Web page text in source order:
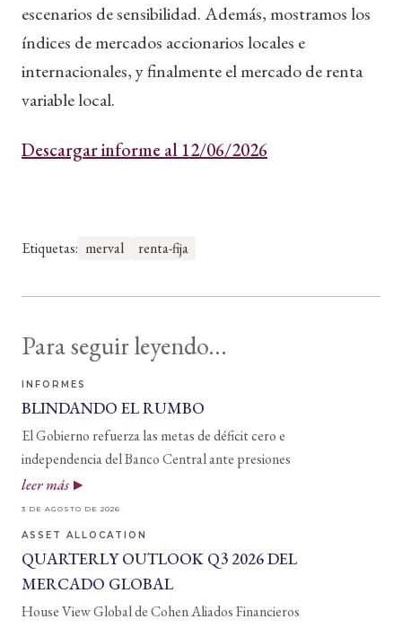
escenarios de sensibilidad. Además, mostramos los
índices de mercados accionarios locales e
internacionales, y finalmente el mercado de renta
variable local.
Descargar informe al 12/06/2026
Etiquetas: merval renta-fija
Para seguir leyendo...
INFORMES
BLINDANDO EL RUMBO
El Gobierno refuerza las metas de déficit cero e
independencia del Banco Central ante presiones
leer más
3 DE AGOSTO DE 2026
ASSET ALLOCATION
QUARTERLY OUTLOOK Q3 2026 DEL
MERCADO GLOBAL
House View Global de Cohen Aliados Financieros